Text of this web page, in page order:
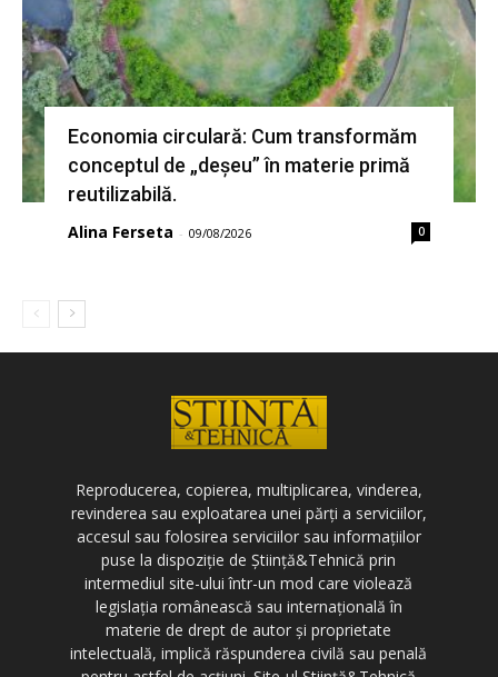
Economia circulară: Cum transformăm
conceptul de „deșeu” în materie primă
reutilizabilă.
Alina Ferseta - 09/08/2026 0
Reproducerea, copierea, multiplicarea, vinderea,
revinderea sau exploatarea unei părți a serviciilor,
accesul sau folosirea serviciilor sau informațiilor
puse la dispoziție de Știință&Tehnică prin
intermediul site-ului într-un mod care violează
legislația românească sau internațională în
materie de drept de autor și proprietate
intelectuală, implică răspunderea civilă sau penală